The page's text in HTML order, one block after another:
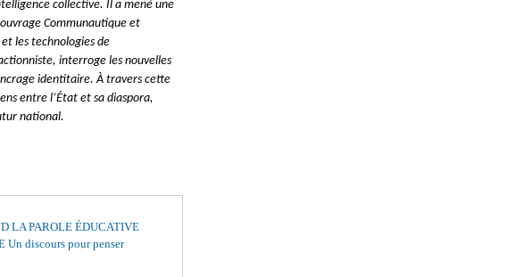
collective. Il a mené une
Communautique et
les technologies de
interroge les nouvelles
identitaire. À travers cette
entre l’État et sa diaspora,
national.
LA PAROLE ÉDUCATIVE
Un discours pour penser